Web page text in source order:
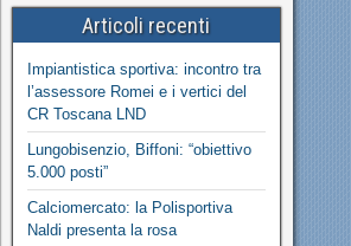
Articoli recenti
Impiantistica sportiva: incontro tra
l’assessore Romei e i vertici del
CR Toscana LND
Lungobisenzio, Biffoni: “obiettivo
5.000 posti”
Calciomercato: la Polisportiva
Naldi presenta la rosa